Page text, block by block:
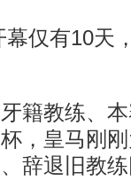
仅有10天
教练、本
，皇马刚
辞退旧教